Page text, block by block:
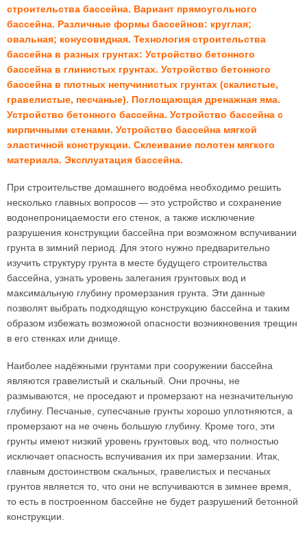
строительства бассейна. Вариант прямоугольного
бассейна. Различные формы бассейнов: круглая;
овальная; конусовидная. Технология строительства
бассейна в разных грунтах: Устройство бетонного
бассейна в глинистых грунтах. Устройство бетонного
бассейна в плотных непучинистых грунтах (скалистые,
гравелистые, песчаные). Поглощающая дренажная яма.
Устройство бетонного бассейна. Устройство бассейна с
кирпичными стенами. Устройство бассейна мягкой
эластичной конструкции. Склеивание полотен мягкого
материала. Эксплуатация бассейна.
При строительстве домашнего водоёма необходимо решить
несколько главных вопросов — это устройство и сохранение
водонепроницаемости его стенок, а также исключение
разрушения конструкции бассейна при возможном вспучивании
грунта в зимний период. Для этого нужно предварительно
изучить структуру грунта в месте будущего строительства
бассейна, узнать уровень залегания грунтовых вод и
максимальную глубину промерзания грунта. Эти данные
позволят выбрать подходящую конструкцию бассейна и таким
образом избежать возможной опасности возникновения трещин
в его стенках или днище.
Наиболее надёжными грунтами при сооружении бассейна
являются гравелистый и скальный. Они прочны, не
размываются, не проседают и промерзают на незначительную
глубину. Песчаные, супесчаные грунты хорошо уплотняются, а
промерзают на не очень большую глубину. Кроме того, эти
грунты имеют низкий уровень грунтовых вод, что полностью
исключает опасность вспучивания их при замерзании. Итак,
главным достоинством скальных, гравелистых и песчаных
грунтов является то, что они не вспучиваются в зимнее время,
то есть в построенном бассейне не будет разрушений бетонной
конструкции.